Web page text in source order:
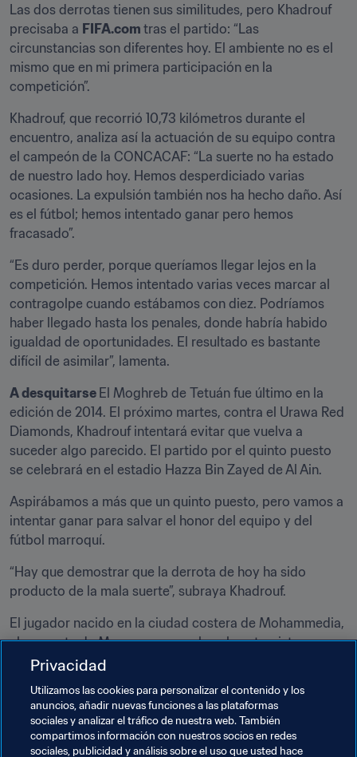
Las dos derrotas tienen sus similitudes, pero Khadrouf
precisaba a FIFA.com tras el partido: “Las
circunstancias son diferentes hoy. El ambiente no es el
mismo que en mi primera participación en la
competición”.
Khadrouf, que recorrió 10,73 kilómetros durante el
encuentro, analiza así la actuación de su equipo contra
el campeón de la CONCACAF: “La suerte no ha estado
de nuestro lado hoy. Hemos desperdiciado varias
ocasiones. La expulsión también nos ha hecho daño. Así
es el fútbol; hemos intentado ganar pero hemos
fracasado”.
“Es duro perder, porque queríamos llegar lejos en la
competición. Hemos intentado varias veces marcar al
contragolpe cuando estábamos con diez. Podríamos
haber llegado hasta los penales, donde habría habido
igualdad de oportunidades. El resultado es bastante
difícil de asimilar”, lamenta.
A desquitarse El Moghreb de Tetuán fue último en la
edición de 2014. El próximo martes, contra el Urawa Red
Diamonds, Khadrouf intentará evitar que vuelva a
suceder algo parecido. El partido por el quinto puesto
se celebrará en el estadio Hazza Bin Zayed de Al Ain.
Aspirábamos a más que un quinto puesto, pero vamos a
intentar ganar para salvar el honor del equipo y del
fútbol marroquí.
“Hay que demostrar que la derrota de hoy ha sido
producto de la mala suerte”, subraya Khadrouf.
El jugador nacido en la ciudad costera de Mohammedia,
al noroeste de Marruecos, concluye la entrevista
acordándose de los hinchas del Wydad, que estuvieron
“Nuestros seguidores confían en nosotros, porque saben
de lo que es capaz el equipo. Estaremos muy motivados
en el próximo partido con el fin de poder dedicarles la
Privacidad
Utilizamos las cookies para personalizar el contenido y los
anuncios, añadir nuevas funciones a las plataformas
sociales y analizar el tráfico de nuestra web. También
compartimos información con nuestros socios en redes
sociales, publicidad y análisis sobre el uso que usted hace